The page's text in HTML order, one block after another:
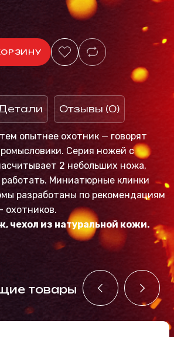
Отзывы (0)
опытнее охотник — говорят
Серия ножей с
2 небольших ножа,
Миниатюрные клинки
разработаны по рекомендациям
охотников.
чехол из натуральной кожи.
товары